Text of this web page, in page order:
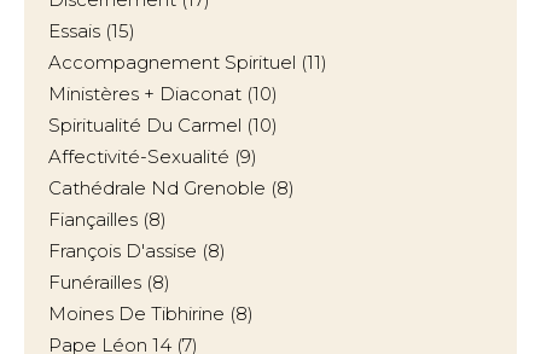
Essais (15)
Accompagnement Spirituel (11)
Ministères + Diaconat (10)
Spiritualité Du Carmel (10)
Affectivité-Sexualité (9)
Cathédrale Nd Grenoble (8)
Fiançailles (8)
François D'assise (8)
Funérailles (8)
Moines De Tibhirine (8)
Pape Léon 14 (7)